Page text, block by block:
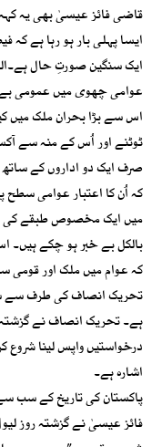
قاضی فائز عیسیٰ بھی یہ
ایسا پہلی بار ہو رہا ہے
ایک سنگین صورتِ حال
عوامی چھوی میں عمومی بے
اس سے بڑا بحران ملک میں
ٹوٹنے اور اُس کے منہ سے
صرف ایک دو اداروں کے
کہ اُن کا اعتبار عوامی
میں ایک مخصوص طبقے کی
بالکل بے خبر ہو چکے
کہ عوام میں ملک اور قومی
تحریک انصاف کی طرف سے
ہے۔ تحریک انصاف نے
درخواستیں واپس لینا شروع
اشارہ ہے۔
پاکستان کی تاریخ کے سب
فائز عیسیٰ نے گزشتہ روز